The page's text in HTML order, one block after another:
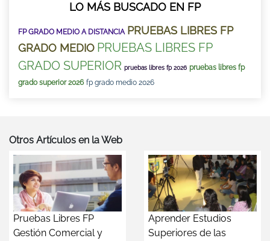
LO MÁS BUSCADO EN FP
FP GRADO MEDIO A DISTANCIA PRUEBAS LIBRES FP
GRADO MEDIO PRUEBAS LIBRES FP
GRADO SUPERIOR pruebas libres fp 2026 pruebas libres fp
grado superior 2026 fp grado medio 2026
Otros Artículos en la Web
Pruebas Libres FP
Gestión Comercial y
Aprender Estudios
Superiores de las